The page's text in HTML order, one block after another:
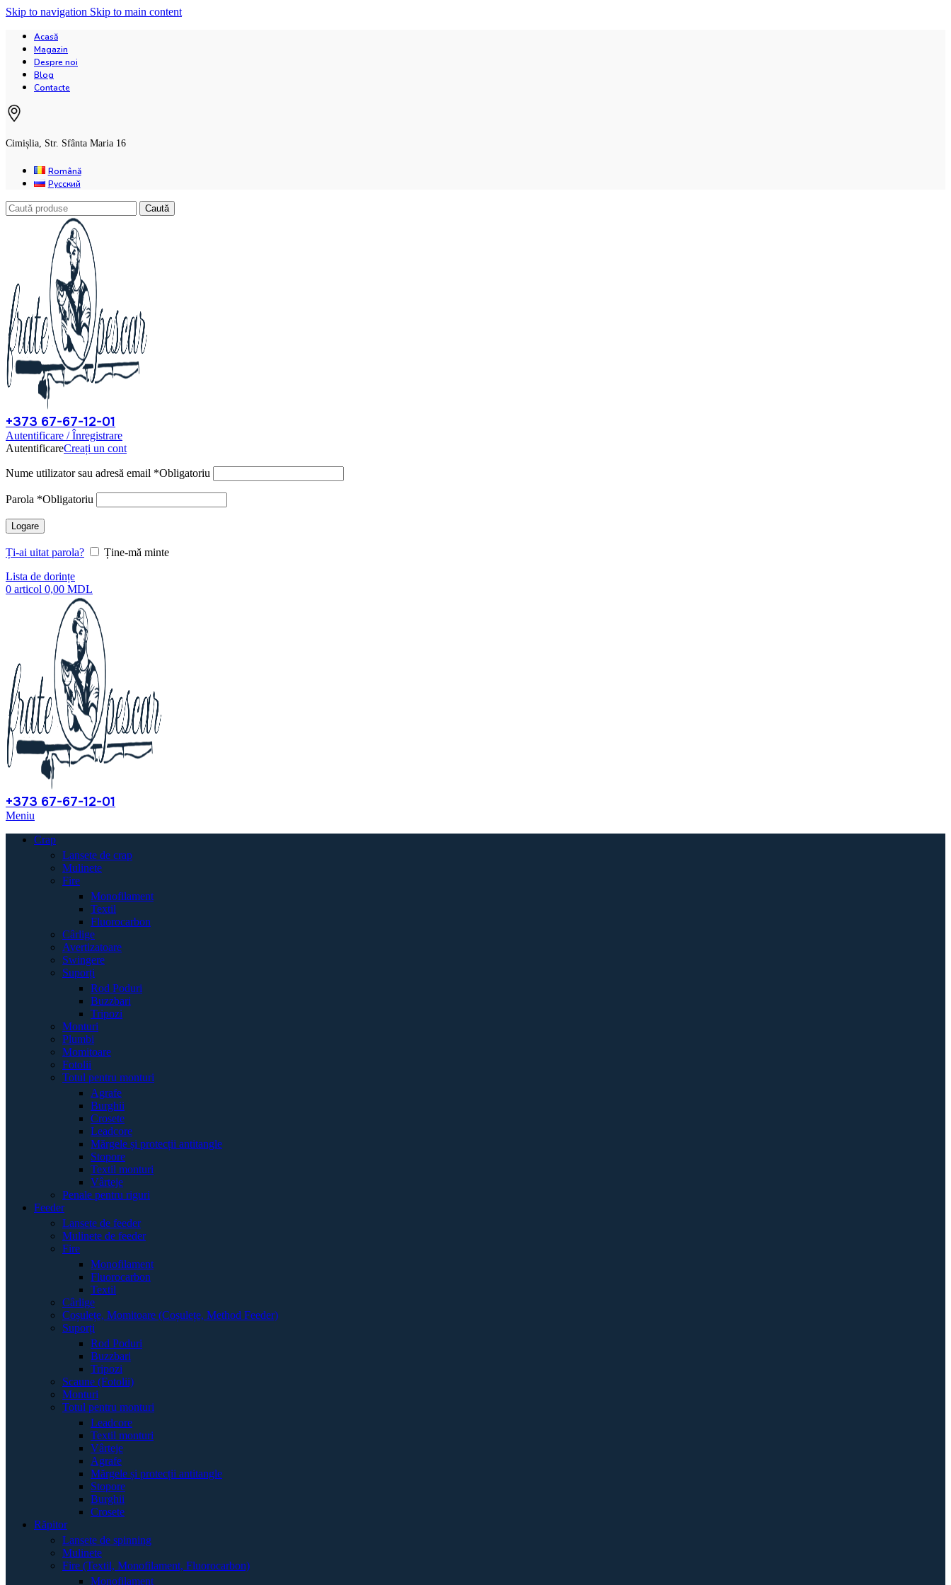
Skip to navigation Skip to main content
Acasă
Magazin
Despre noi
Blog
Contacte
Cimișlia, Str. Sfânta Maria 16
Română
Русский
Caută
+373 67-67-12-01
Autentificare / Înregistrare
AutentificareCreați un cont
Nume utilizator sau adresă email *Obligatoriu
Parola *Obligatoriu
Logare
Ți-ai uitat parola?
Ține-mă minte
Lista de dorințe
0 articol 0,00 MDL
+373 67-67-12-01
Meniu
Crap
Lansete de crap
Mulinete
Fire
Monofilament
Textil
Fluorocarbon
Cârlige
Avertizatoare
Swingere
Suporți
Rod Poduri
Buzzbari
Tripozi
Monturi
Plumbi
Momitoare
Fotolii
Totul pentru monturi
Agrafe
Burghii
Crosete
Leadcore
Mărgele și protecții antitangle
Stopore
Textil monturi
Vârteje
Penale pentru riguri
Feeder
Lansete de feeder
Mulinete de feeder
Fire
Monofilament
Fluorocarbon
Textil
Cârlige
Coșulețe, Momitoare (Coșulețe, Method Feeder)
Suporți
Rod Poduri
Buzzbari
Tripozi
Scaune (Fotolii)
Monturi
Totul pentru monturi
Leadcore
Textil monturi
Vârteje
Agrafe
Mărgele și protecții antitangle
Stopore
Burghii
Crosete
Răpitor
Lansete de spinning
Mulinete
Fire (Textil, Monofilament, Fluorocarbon)
Monofilament